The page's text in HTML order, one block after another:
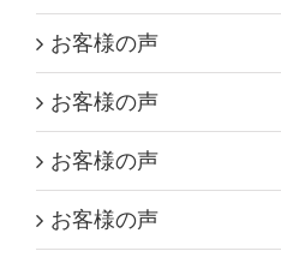
お客様の声
お客様の声
お客様の声
お客様の声